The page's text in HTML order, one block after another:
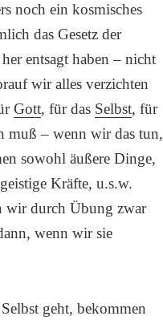
noch ein kosmisches
das Gesetz der
entsagt haben – nicht
wir alles verzichten
Gott, für das Selbst, für
muß – wenn wir das tun,
sowohl äußere Dinge,
Kräfte, u.s.w.
wir durch Übung zwar
wenn wir sie
geht, bekommen